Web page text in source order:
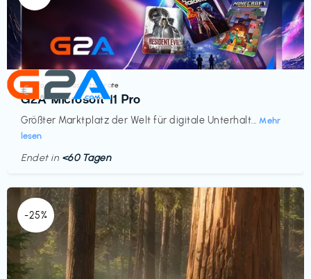
Elektronik & Haushaltsgeräte
G2A Microsoft 11 Pro
Größter Marktplatz der Welt für digitale Unterhalt... Mehr
lesen
€‎
Endet in <60 Tagen
-25%